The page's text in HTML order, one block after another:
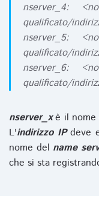
nserver_4:
qualificato/
nserver_5:
qualificato/
nserver_6:
qualificato/
nserver_xè il nome
L'indirizzo IPdeve
nome del name
che si sta